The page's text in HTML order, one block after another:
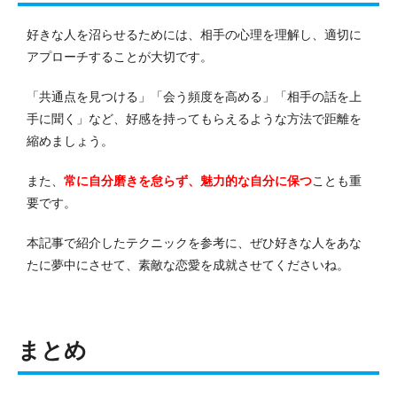
好きな人を沼らせるためには、相手の心理を理解し、適切に
アプローチすることが大切です。
「共通点を見つける」「会う頻度を高める」「相手の話を上
手に聞く」など、好感を持ってもらえるような方法で距離を
縮めましょう。
また、 常に自分磨きを怠らず、魅力的な自分に保つことも重
要です。
本記事で紹介したテクニックを参考に、ぜひ好きな人をあな
たに夢中にさせて、素敵な恋愛を成就させてくださいね。
まとめ